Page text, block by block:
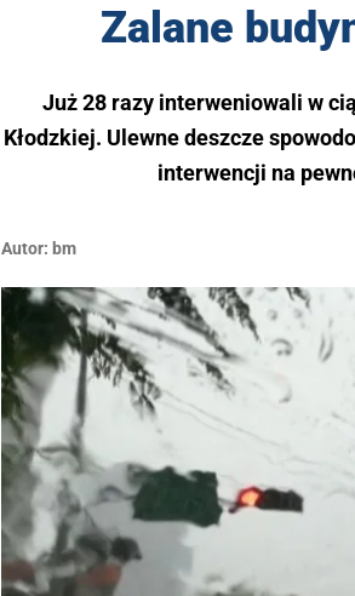
Zalane
Już 28 razy interweniowali w
Kłodzkiej. Ulewne deszcze
interwencji na
Autor: bm